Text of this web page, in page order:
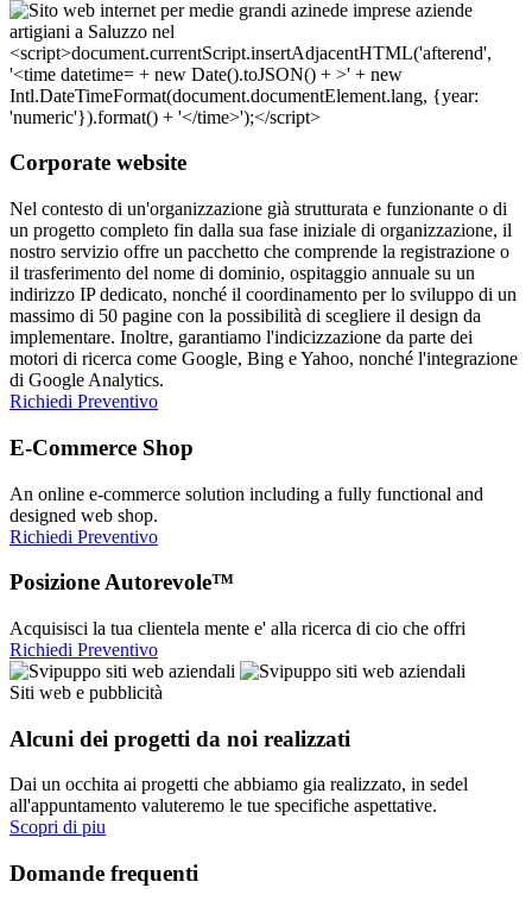
Corporate website
Nel contesto di un'organizzazione già strutturata e funzionante o di
un progetto completo fin dalla sua fase iniziale di organizzazione, il
nostro servizio offre un pacchetto che comprende la registrazione o
il trasferimento del nome di dominio, ospitaggio annuale su un
indirizzo IP dedicato, nonché il coordinamento per lo sviluppo di un
massimo di 50 pagine con la possibilità di scegliere il design da
implementare. Inoltre, garantiamo l'indicizzazione da parte dei
motori di ricerca come Google, Bing e Yahoo, nonché l'integrazione
di Google Analytics.
Richiedi Preventivo
E-Commerce Shop
An online e-commerce solution including a fully functional and
designed web shop.
Richiedi Preventivo
Posizione Autorevole™
Acquisisci la tua clientela mente e' alla ricerca di cio che offri
Richiedi Preventivo
Siti web e pubblicità
Alcuni dei progetti da noi realizzati
Dai un occhita ai progetti che abbiamo gia realizzato, in sedel
all'appuntamento valuteremo le tue specifiche aspettative.
Scopri di piu
Domande frequenti